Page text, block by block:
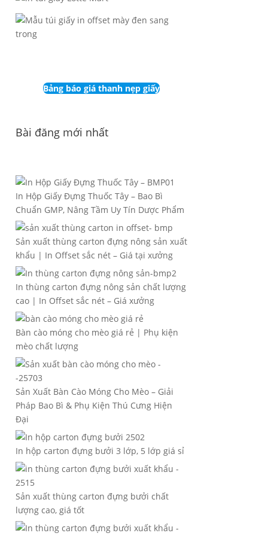
Bảng báo giá thanh nẹp giấy
Bài đăng mới nhất
In Hộp Giấy Đựng Thuốc Tây – Bao Bì
Chuẩn GMP, Nâng Tầm Uy Tín Dược Phẩm
Sản xuất thùng carton đựng nông sản xuất
khẩu | In Offset sắc nét – Giá tại xưởng
In thùng carton đựng nông sản chất lượng
cao | In Offset sắc nét – Giá xưởng
Bàn cào móng cho mèo giá rẻ | Phụ kiện
mèo chất lượng
Sản Xuất Bàn Cào Móng Cho Mèo – Giải
Pháp Bao Bì & Phụ Kiện Thú Cưng Hiện
Đại
In hộp carton đựng bưởi 3 lớp, 5 lớp giá sỉ
Sản xuất thùng carton đựng bưởi chất
lượng cao, giá tốt